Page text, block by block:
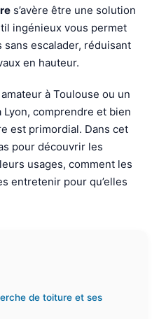
s’avère être une solution
ingénieux vous permet
sans escalader, réduisant
en hauteur.
à Toulouse ou un
comprendre et bien
est primordial. Dans cet
pour découvrir les
usages, comment les
entretenir pour qu’elles
de toiture et ses